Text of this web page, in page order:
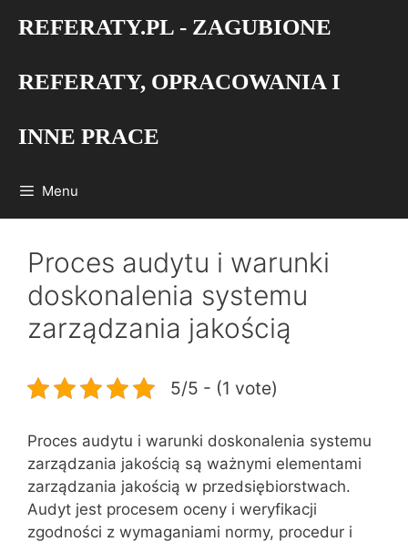
REFERATY.PL - ZAGUBIONE
REFERATY, OPRACOWANIA I
INNE PRACE
Menu
Proces audytu i warunki
doskonalenia systemu
zarządzania jakością
5/5 - (1 vote)
Proces audytu i warunki doskonalenia systemu
zarządzania jakością są ważnymi elementami
zarządzania jakością w przedsiębiorstwach.
Audyt jest procesem oceny i weryfikacji
zgodności z wymaganiami normy, procedur i